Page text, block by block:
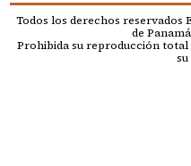
Todos los derechos reservados
de
Prohibida su reproducción